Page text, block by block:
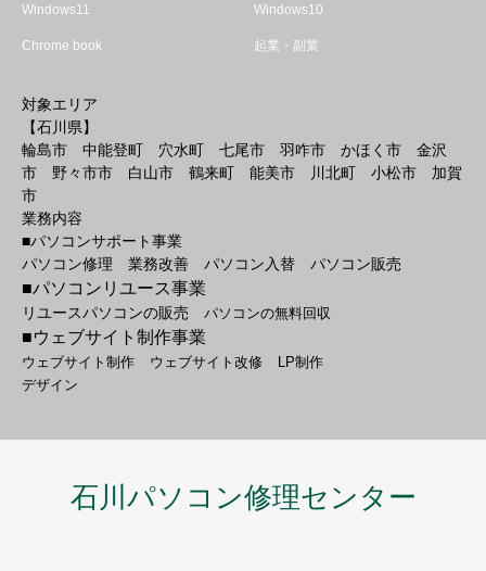
Windows11 Windows10
Chrome book 起業・副業
対象エリア
【石川県】
輪島市 中能登町 穴水町 七尾市 羽咋市 かほく市 金沢
市 野々市市 白山市 鶴来町 能美市 川北町 小松市 加賀
市
業務内容
■パソコンサポート事業
パソコン修理 業務改善 パソコン入替 パソコン販売
■パソコンリユース事業
リユースパソコンの販売 パソコンの無料回収
■ウェブサイト制作事業
ウェブサイト制作 ウェブサイト改修
LP制作
デザイン
石川パソコン修理センター